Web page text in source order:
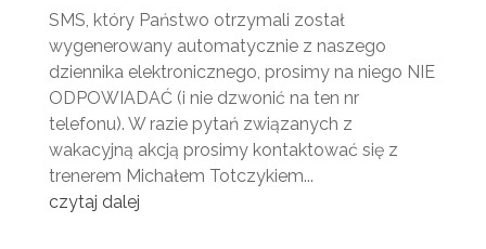
SMS, który Państwo otrzymali został
wygenerowany automatycznie z naszego
dziennika elektronicznego, prosimy na niego NIE
ODPOWIADAĆ (i nie dzwonić na ten nr
telefonu). W razie pytań związanych z
wakacyjną akcją prosimy kontaktować się z
trenerem Michałem Totczykiem...
czytaj dalej